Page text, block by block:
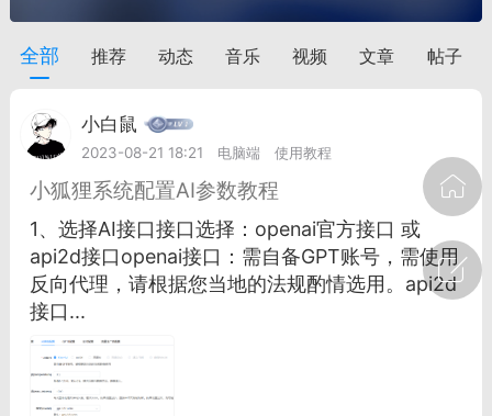
29 10:10 电脑端 智狐AI工作台
中英翻译
事想用上客户端...
#智狐AI工作台
1
聚合API
龙坤智创合作品牌
全部 推荐 动态 音乐 视频 文章 帖子
小白鼠
2023-08-21 18:21 电脑端 使用教程
小狐狸系统配置AI参数教程
1、选择AI接口接口选择：openai官方接口 或
api2d接口openai接口：需自备GPT账号，需使用
反向代理，请根据您当地的法规酌情选用。api2d
接口...